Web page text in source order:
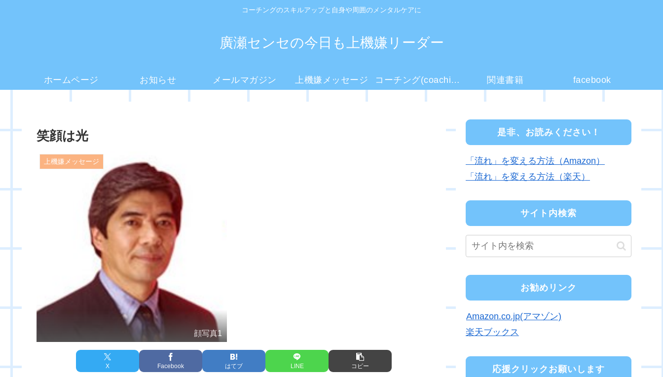
コーチングのスキルアップと自身や周囲のメンタルケアに
廣瀬センセの今日も上機嫌リーダー
ホームページ お知らせ メールマガジン 上機嫌メッセージ コーチング(coaching)とは？ 関連書籍 facebook
笑顔は光
上機嫌メッセージ
顔写真1
X Facebook はてブ LINE コピー
是非、お読みください！
「流れ」を変える方法（Amazon）
「流れ」を変える方法（楽天）
サイト内検索
お勧めリンク
Amazon.co.jp(アマゾン)
楽天ブックス
応援クリックお願いします